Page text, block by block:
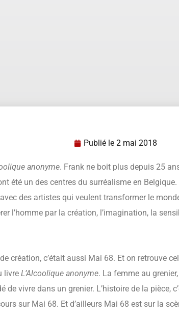
Publié le 2 mai 2018
anonyme. Frank ne boit plus depuis 25
été un des centres du surréalisme en Belgique.
des artistes qui veulent transformer le
l’homme par la création, l’imagination, la
création, c’était aussi Mai 68. Et on retrouve
livre L’Alcoolique anonyme. La femme au
de vivre dans un grenier. L’histoire de la pièce,
sur Mai 68. Et d’ailleurs Mai 68 est sur la